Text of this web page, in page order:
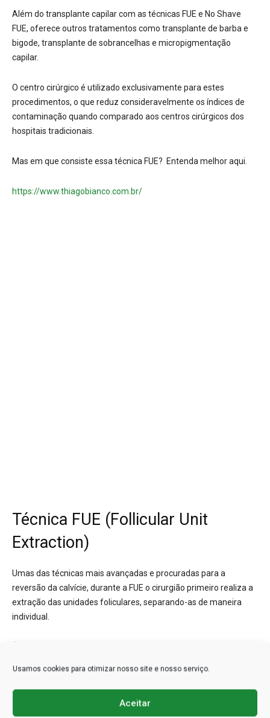
Usamos cookies para otimizar nosso site e nosso serviço.
Aceitar
Além do transplante capilar com as técnicas FUE e No Shave
FUE, oferece outros tratamentos como transplante de barba e
bigode, transplante de sobrancelhas e micropigmentação
capilar.
O centro cirúrgico é utilizado exclusivamente para estes
procedimentos, o que reduz consideravelmente os índices de
contaminação quando comparado aos centros cirúrgicos dos
hospitais tradicionais.
Mas em que consiste essa técnica FUE? Entenda melhor aqui.
https://www.thiagobianco.com.br/
Técnica FUE (Follicular Unit
Extraction)
Umas das técnicas mais avançadas e procuradas para a
reversão da calvície, durante a FUE o cirurgião primeiro realiza a
extração das unidades foliculares, separando-as de maneira
individual.
para extrair o cabelo possui diâmetro de apenas 0,6 a 0,8 mm,
que garante a redução máxima das cicatrizes após a cirurgia,
tornando-as quase imperceptíveis.